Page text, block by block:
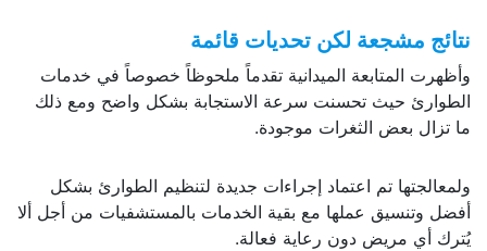
نتائج مشجعة لكن تحديات قائمة
وأظهرت المتابعة الميدانية تقدماً ملحوظاً خصوصاً في خدمات
الطوارئ حيث تحسنت سرعة الاستجابة بشكل واضح ومع ذلك
ما تزال بعض الثغرات موجودة.
ولمعالجتها تم اعتماد إجراءات جديدة لتنظيم الطوارئ بشكل
أفضل وتنسيق عملها مع بقية الخدمات بالمستشفيات من أجل ألا
يُترك أي مريض دون رعاية فعالة.